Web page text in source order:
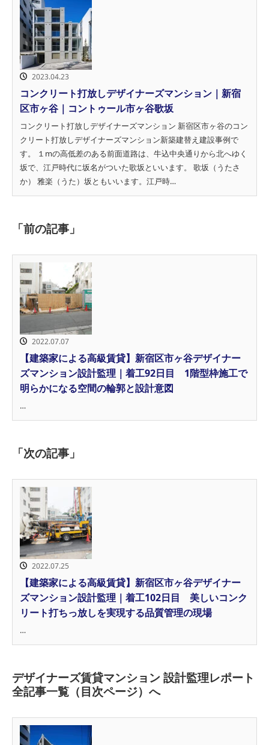
2023.04.23
コンクリート打放しデザイナーズマンション｜新宿
区市ヶ谷｜コントゥール市ヶ谷歌坂
コンクリート打放しデザイナーズマンション 新宿区市ヶ谷のコン
クリート打放しデザイナーズマンション新築建替え建設事例で
す。 １mの高低差のある前面道路は、牛込中央通りから北へゆく
坂で、江戸時代に坂名がついた歌坂といいます。 歌坂（うたさ
か） 雅楽（うた）坂ともいいます。江戸時…
「前の記事」
2022.07.07
【建築家による高級賃貸】新宿区市ヶ谷デザイナー
ズマンション設計監理｜着工92日目 1階型枠施工で
明らかになる空間の輪郭と設計意図
…
「次の記事」
2022.07.25
【建築家による高級賃貸】新宿区市ヶ谷デザイナー
ズマンション設計監理｜着工102日目 美しいコンク
リート打ちっ放しを実現する品質管理の現場
…
デザイナーズ賃貸マンション 設計監理レポート
全記事一覧（目次ページ）へ